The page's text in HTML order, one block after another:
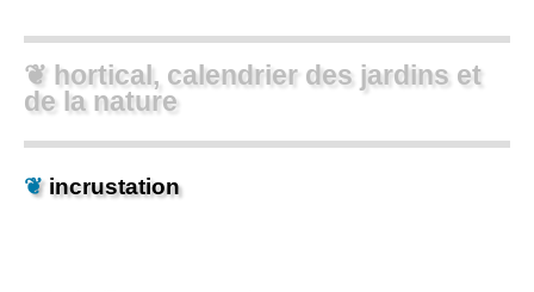
❦ hortical, calendrier des jardins et
de la nature
❦ incrustation